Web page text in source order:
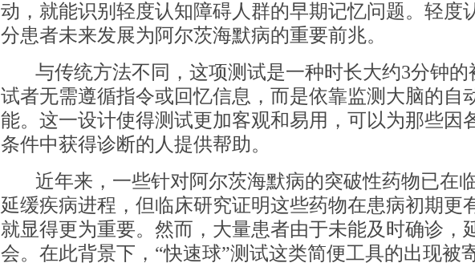
动，就能识别轻度认知障碍人群的早期记忆问题。轻度
分患者未来发展为阿尔茨海默病的重要前兆。
与传统方法不同，这项测试是一种时长大约3分钟的
试者无需遵循指令或回忆信息，而是依靠监测大脑的自
能。这一设计使得测试更加客观和易用，可以为那些因
条件中获得诊断的人提供帮助。
近年来，一些针对阿尔茨海默病的突破性药物已在
延缓疾病进程，但临床研究证明这些药物在患病初期更
就显得更为重要。然而，大量患者由于未能及时确诊，
会。在此背景下， “快速球”测试这类简便工具的出现被